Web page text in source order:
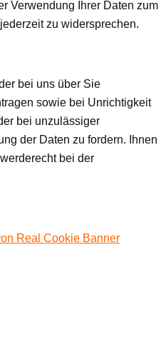
Verwendung Ihrer Daten zum
zu widersprechen.
bei uns über Sie
sowie bei Unrichtigkeit
bei unzulässiger
der Daten zu fordern. Ihnen
bei der
Real Cookie Banner